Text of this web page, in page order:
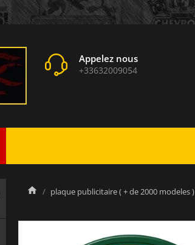
Appelez nous
+33632009054
plaque publicitaire ( + de 2000 modeles )